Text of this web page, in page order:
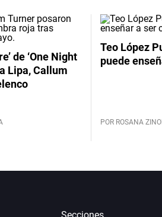
de ‘One Night
Lipa, Callum
Teo López
puede
POR ROSANA
Secciones